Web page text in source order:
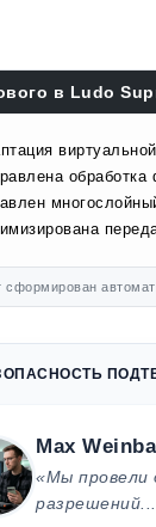
в Ludo
Max
«Мы провели